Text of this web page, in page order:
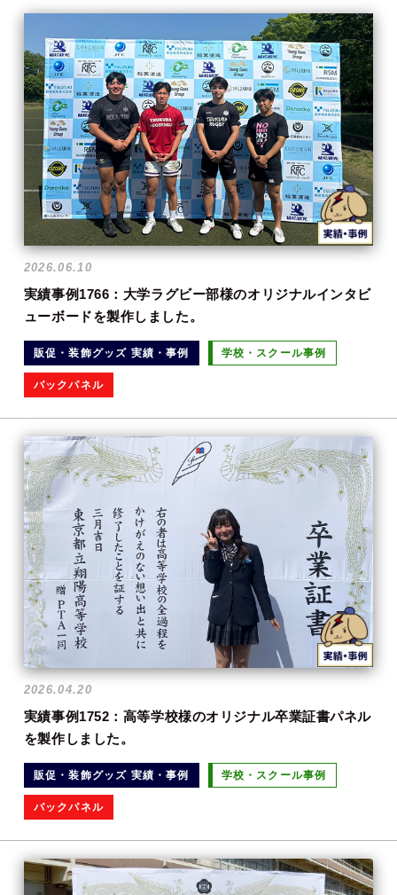
2026.06.10
実績事例1766：大学ラグビー部様のオリジナルインタビ
ューボードを製作しました。
販促・装飾グッズ 実績・事例 学校・スクール事例
バックパネル
2026.04.20
実績事例1752：高等学校様のオリジナル卒業証書パネル
を製作しました。
販促・装飾グッズ 実績・事例 学校・スクール事例
バックパネル